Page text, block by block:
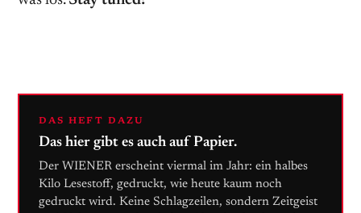
DAS HEFT DAZU
Das hier gibt es auch auf Papier.
Der WIENER erscheint viermal im Jahr: ein halbes
Kilo Lesestoff, gedruckt, wie heute kaum noch
gedruckt wird. Keine Schlagzeilen, sondern Zeitgeist